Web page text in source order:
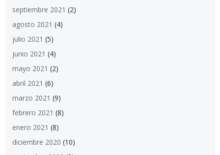
septiembre 2021 (2)
agosto 2021 (4)
julio 2021 (5)
junio 2021 (4)
mayo 2021 (2)
abril 2021 (6)
marzo 2021 (9)
febrero 2021 (8)
enero 2021 (8)
diciembre 2020 (10)